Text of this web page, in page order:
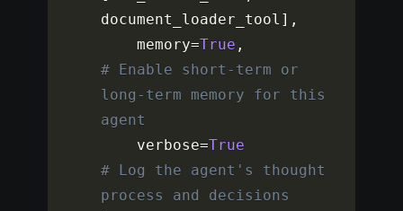
document_loader_tool ] ,
    memory
=True ,
# Enable short-term or
long-term memory for this
agent
    verbose
=True
# Log the agent's thought
process and decisions